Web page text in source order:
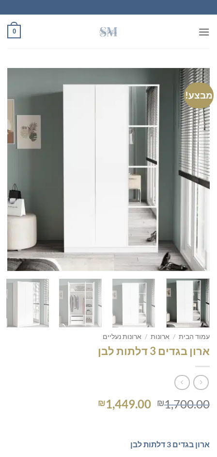
to
content
0
מבצע!
עמוד הבית / ארונות / ארונות נעליים
ארון בגדים 3 דלתות לבן
₪1,700.00
המחיר
₪1,700.00.
₪1,449.00
ארון בגדים 3 דלתות לבן